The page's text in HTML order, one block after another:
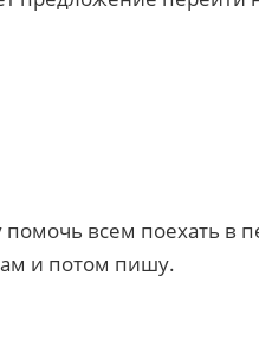
всем поехать в
и потом пишу.